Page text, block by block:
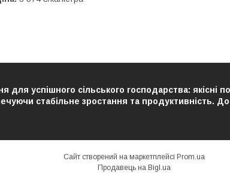
успішного сільського господарства: якісні
стабільне зростання та продуктивність.
Сайт створений на маркетплейсі Prom.ua
Продавець на Bigl.ua